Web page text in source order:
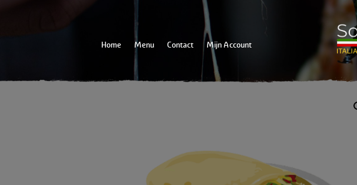
Home Menu Contact Mijn Account